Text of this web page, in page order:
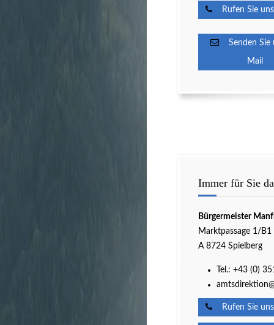
Rufen Sie
Senden Sie
Mail
Immer für Sie
Bürgermeister
Marktpassage 1/B1
A 8724 Spielberg
Tel.: +43 (0)
Rufen Sie